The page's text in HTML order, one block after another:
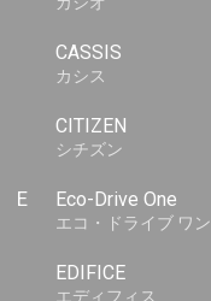
CASSIS
カシス
CITIZEN
シチズン
E Eco-Drive One
エコ・ドライブ ワン
EDIFICE
エディフィス